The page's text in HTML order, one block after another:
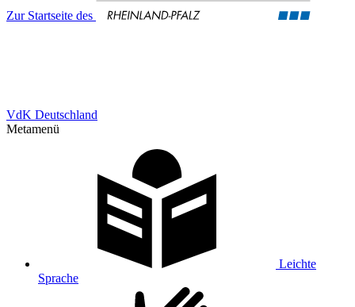
Zur Startseite des
VdK Deutschland
Metamenü
Leichte
Sprache